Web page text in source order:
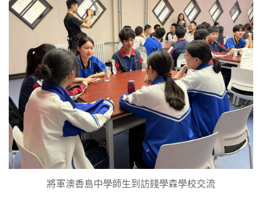
將軍澳香島中學師生到訪錢學森學校交流